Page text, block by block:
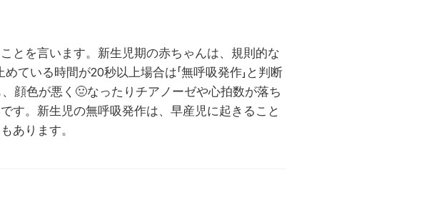
とを言います。新生児期の赤ちゃんは、規則的な
ている時間が20秒以上場合は「無呼吸発作」と判断
顔色が悪く 🤢なったりチアノーゼや心拍数が落ち
す。新生児の無呼吸発作は、早産児に起きること
あります。